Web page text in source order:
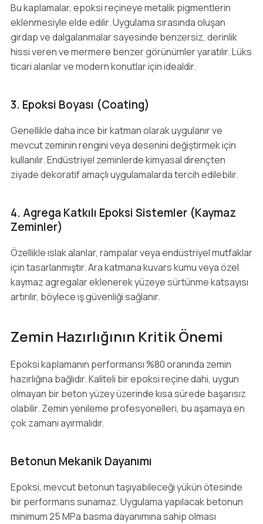
Bu kaplamalar, epoksi reçineye metalik pigmentlerin
eklenmesiyle elde edilir. Uygulama sırasında oluşan
girdap ve dalgalanmalar sayesinde benzersiz, derinlik
hissi veren ve mermere benzer görünümler yaratılır. Lüks
ticari alanlar ve modern konutlar için idealdir.
3. Epoksi Boyası (Coating)
Genellikle daha ince bir katman olarak uygulanır ve
mevcut zeminin rengini veya desenini değiştirmek için
kullanılır. Endüstriyel zeminlerde kimyasal dirençten
ziyade dekoratif amaçlı uygulamalarda tercih edilebilir.
4. Agrega Katkılı Epoksi Sistemler (Kaymaz
Zeminler)
Özellikle ıslak alanlar, rampalar veya endüstriyel mutfaklar
için tasarlanmıştır. Ara katmana kuvars kumu veya özel
kaymaz agregalar eklenerek yüzeye sürtünme katsayısı
artırılır, böylece iş güvenliği sağlanır.
Zemin Hazırlığının Kritik Önemi
Epoksi kaplamanın performansı %80 oranında zemin
hazırlığına bağlıdır. Kaliteli bir epoksi reçine dahi, uygun
olmayan bir beton yüzey üzerinde kısa sürede başarısız
olabilir. Zemin yenileme profesyonelleri, bu aşamaya en
çok zamanı ayırmalıdır.
Betonun Mekanik Dayanımı
Epoksi, mevcut betonun taşıyabileceği yükün ötesinde
bir performans sunamaz. Uygulama yapılacak betonun
minimum 25 MPa basma dayanımına sahip olması